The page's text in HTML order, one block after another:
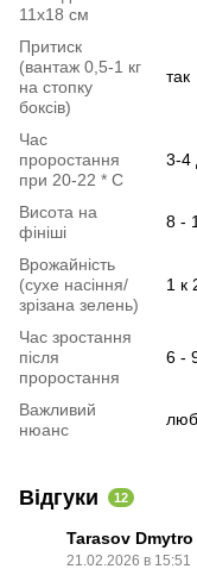
11х18 см
Притиск
(вантаж 0,5-1 кг
на стопку
боксів)
так
Час
проростання
при 20-22 * C
3-4
Висота на
фініші
8 -
Врожайність
(сухе насіння/
зрізана зелень)
1 к
Час зростання
після
проростання
6 -
Важливий
нюанс
Відгуки 12
Tarasov Dmytro
21.02.2026 в 15:51